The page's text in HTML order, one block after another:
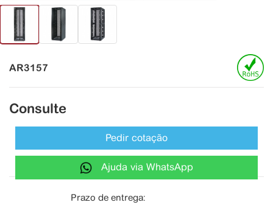
AR3157
Consulte
Pedir cotação
Ajuda via WhatsApp
Prazo de entrega: